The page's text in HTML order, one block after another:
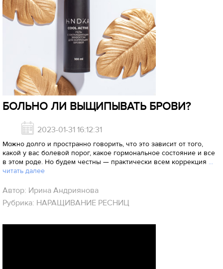
БОЛЬНО ЛИ ВЫЩИПЫВАТЬ БРОВИ?
2023-01-31 16:12:31
Можно долго и пространно говорить, что это зависит от того,
какой у вас болевой порог, какое гормональное состояние и все
в этом роде. Но будем честны — практически всем коррекция ...
читать далее
Автор: Ирина Андриянова
Рубрика: НАРАЩИВАНИЕ РЕСНИЦ